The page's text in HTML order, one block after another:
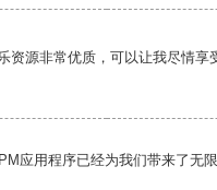
资源非常优质，可以让我尽情享
应用程序已经为我们带来了无